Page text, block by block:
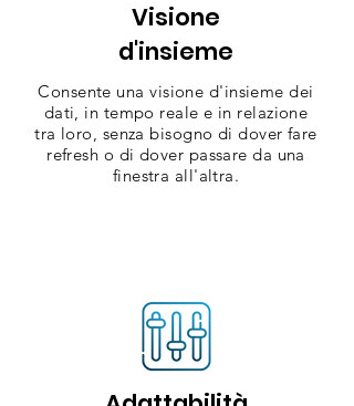
Visione
d'insieme
Consente una visione d'insieme dei
dati, in tempo reale e in relazione
tra loro, senza bisogno di dover fare
refresh o di dover passare da una
finestra all'altra.